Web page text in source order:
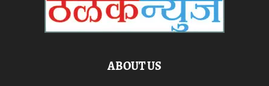
ABOUT US